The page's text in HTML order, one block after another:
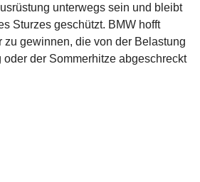
unterwegs sein und bleibt
Sturzes geschützt. BMW hofft
zu gewinnen, die von der Belastung
der Sommerhitze abgeschreckt